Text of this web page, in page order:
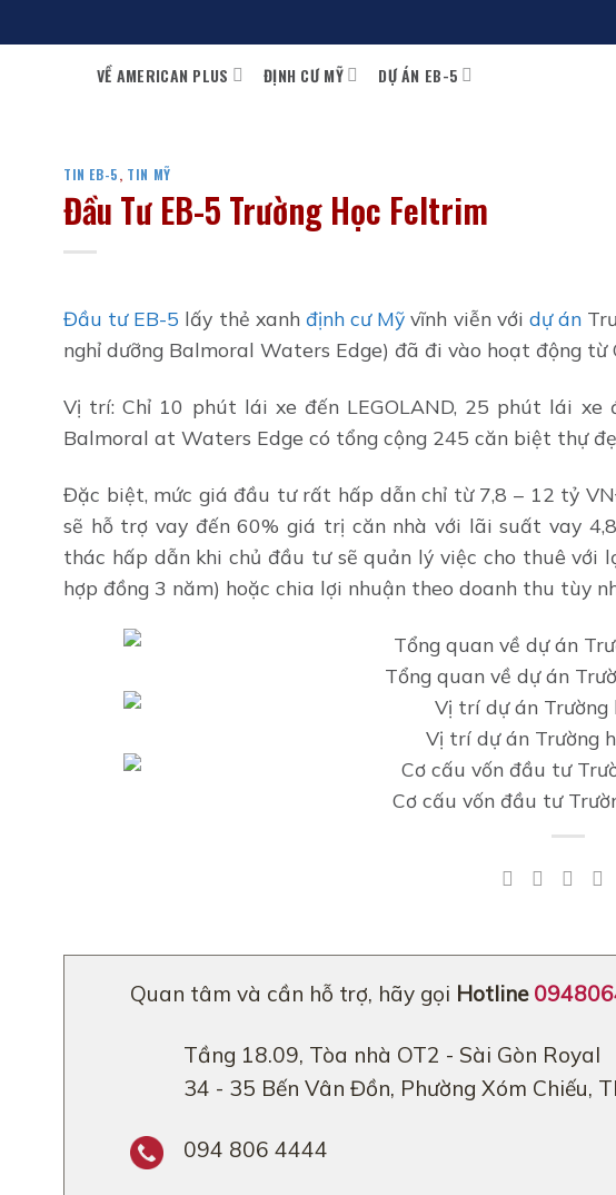
qua
VỀ AMERICAN PLUS ĐỊNH CƯ MỸ DỰ ÁN EB-5
TIN EB-5, TIN MỸ
Đầu Tư EB-5 Trường Học Feltrim
Đầu tư EB-5 lấy thẻ xanh định cư Mỹvĩnh viễn với dự án
nghỉ dưỡng Balmoral Waters Edge) đã đi vào hoạt động từ
Vị trí: Chỉ 10 phút lái xe đến LEGOLAND, 25 phút lái xe
Balmoral at Waters Edge có tổng cộng 245 căn biệt thự
Đặc biệt, mức giá đầu tư rất hấp dẫn chỉ từ 7,8 – 12 tỷ
sẽ hỗ trợ vay đến 60% giá trị căn nhà với lãi suất vay
thác hấp dẫn khi chủ đầu tư sẽ quản lý việc cho thuê với
hợp đồng 3 năm) hoặc chia lợi nhuận theo doanh thu tùy
Tổng quan về dự án
Vị trí dự án Trường
Cơ cấu vốn đầu tư
Quan tâm và cần hỗ trợ, hãy gọi Hotline
Tầng 18.09, Tòa nhà OT2 - Sài Gòn Royal
34 - 35 Bến Vân Đồn, Phường Xóm Chiếu,
094 806 4444